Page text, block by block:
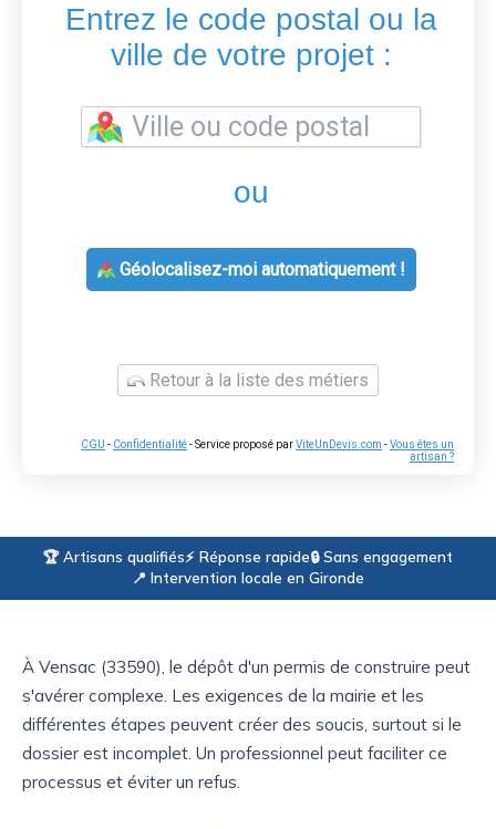
Entrez le code postal ou la
ville de votre projet :
ou
Géolocalisez-moi automatiquement !
Retour à la liste des métiers
CGU - Confidentialité- Service proposé parViteUnDevis.com -Vous êtes un
artisan ?
🏆 Artisans qualifiés⚡ Réponse rapide🔒 Sans engagement
📍 Intervention locale en Gironde
À Vensac (33590), le dépôt d'un permis de construire peut
s'avérer complexe. Les exigences de la mairie et les
différentes étapes peuvent créer des soucis, surtout si le
dossier est incomplet. Un professionnel peut faciliter ce
processus et éviter un refus.